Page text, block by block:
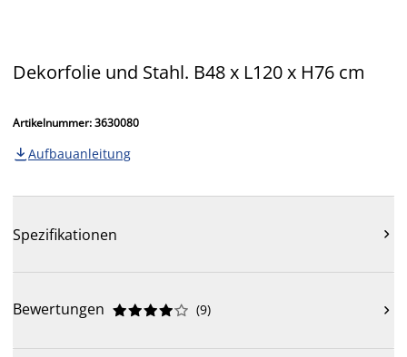
Dekorfolie und Stahl. B48 x L120 x H76 cm
Artikelnummer: 3630080
 Aufbauanleitung
Spezifikationen 
Bewertungen 




 (9) 